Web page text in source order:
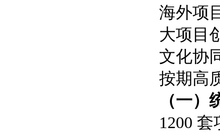
海外项
大项目
文化协
按期高
（一
1200